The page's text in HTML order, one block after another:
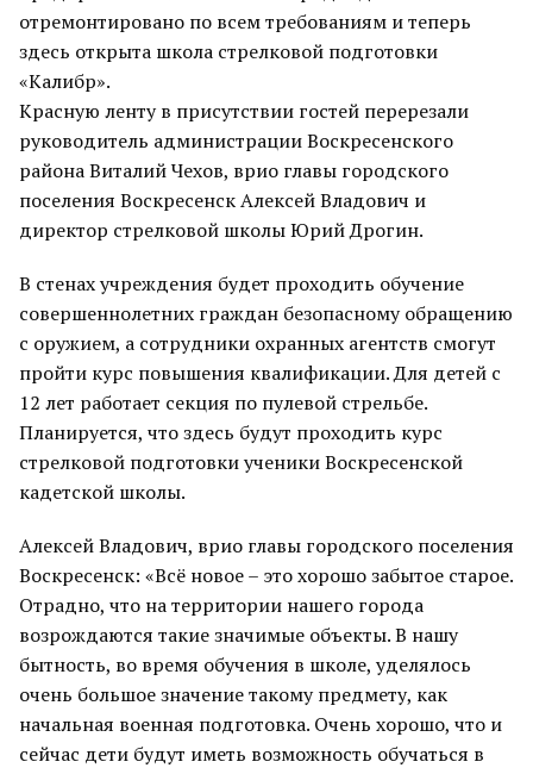
отремонтировано по всем требованиям и теперь
здесь открыта школа стрелковой подготовки
«Калибр».
Красную ленту в присутствии гостей перерезали
руководитель администрации Воскресенского
района Виталий Чехов, врио главы городского
поселения Воскресенск Алексей Владович и
директор стрелковой школы Юрий Дрогин.
В стенах учреждения будет проходить обучение
совершеннолетних граждан безопасному обращению
с оружием, а сотрудники охранных агентств смогут
пройти курс повышения квалификации. Для детей с
12 лет работает секция по пулевой стрельбе.
Планируется, что здесь будут проходить курс
стрелковой подготовки ученики Воскресенской
кадетской школы.
Алексей Владович, врио главы городского поселения
Воскресенск: «Всё новое – это хорошо забытое старое.
Отрадно, что на территории нашего города
возрождаются такие значимые объекты. В нашу
бытность, во время обучения в школе, уделялось
очень большое значение такому предмету, как
начальная военная подготовка. Очень хорошо, что и
сейчас дети будут иметь возможность обучаться в